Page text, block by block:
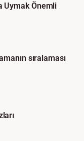
Uymak Önemli
sıralaması